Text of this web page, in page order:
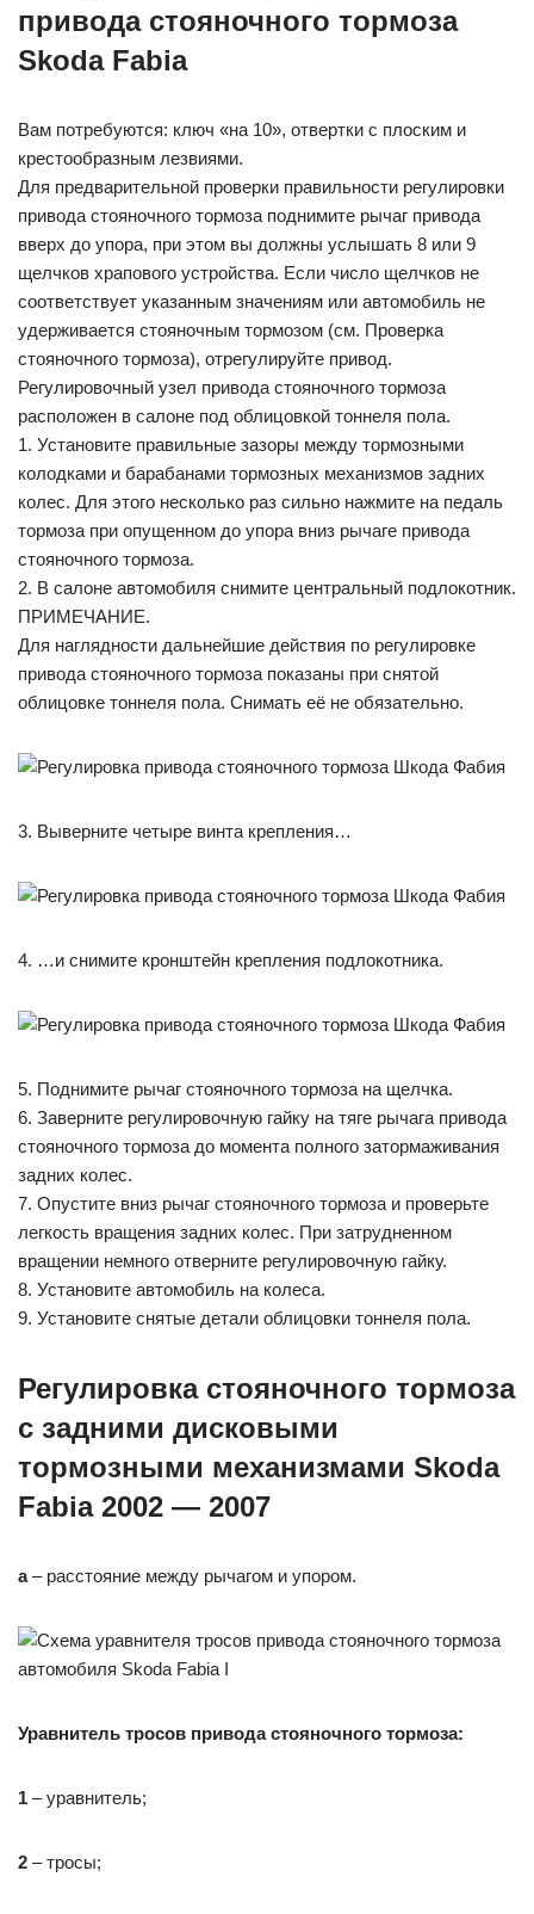
привода стояночного тормоза
Skoda Fabia
Вам потребуются: ключ «на 10», отвертки с плоским и
крестообразным лезвиями.
Для предварительной проверки правильности регулировки
привода стояночного тормоза поднимите рычаг привода
вверх до упора, при этом вы должны услышать 8 или 9
щелчков храпового устройства. Если число щелчков не
соответствует указанным значениям или автомобиль не
удерживается стояночным тормозом (см. Проверка
стояночного тормоза), отрегулируйте привод.
Регулировочный узел привода стояночного тормоза
расположен в салоне под облицовкой тоннеля пола.
1. Установите правильные зазоры между тормозными
колодками и барабанами тормозных механизмов задних
колес. Для этого несколько раз сильно нажмите на педаль
тормоза при опущенном до упора вниз рычаге привода
стояночного тормоза.
2. В салоне автомобиля снимите центральный подлокотник.
ПРИМЕЧАНИЕ.
Для наглядности дальнейшие действия по регулировке
привода стояночного тормоза показаны при снятой
облицовке тоннеля пола. Снимать её не обязательно.
3. Выверните четыре винта крепления…
4. …и снимите кронштейн крепления подлокотника.
5. Поднимите рычаг стояночного тормоза на щелчка.
6. Заверните регулировочную гайку на тяге рычага привода
стояночного тормоза до момента полного затормаживания
задних колес.
7. Опустите вниз рычаг стояночного тормоза и проверьте
легкость вращения задних колес. При затрудненном
вращении немного отверните регулировочную гайку.
8. Установите автомобиль на колеса.
9. Установите снятые детали облицовки тоннеля пола.
Регулировка стояночного тормоза
с задними дисковыми
тормозными механизмами Skoda
Fabia 2002 — 2007
а– расстояние между рычагом и упором.
Уравнитель тросов привода стояночного тормоза:
1 – уравнитель;
2 – тросы;